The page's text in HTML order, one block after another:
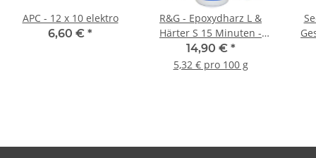
APC - 12 x 10 elektro
6,60 € *
R&G - Epoxydharz L &
Härter S 15 Minuten -
280g
14,90 € *
5,32 € pro 100 g